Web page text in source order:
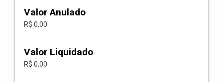
Valor Anulado
R$ 0,00
Valor Liquidado
R$ 0,00